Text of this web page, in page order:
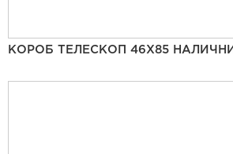
КОРОБ ТЕЛЕСКОП 46Х85